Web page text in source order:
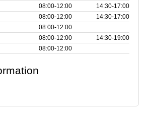
08:00‑12:00
14:30‑17:00
08:00‑12:00
14:30‑17:00
08:00‑12:00
08:00‑12:00
14:30‑19:00
08:00‑12:00